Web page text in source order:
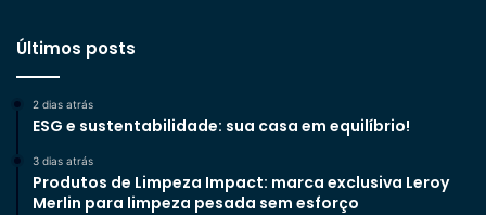
Últimos posts
2 dias atrás
ESG e sustentabilidade: sua casa em equilíbrio!
3 dias atrás
Produtos de Limpeza Impact: marca exclusiva Leroy
Merlin para limpeza pesada sem esforço